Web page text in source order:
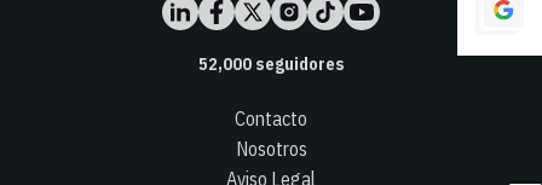
52,000seguidores
Contacto
Nosotros
Aviso Legal